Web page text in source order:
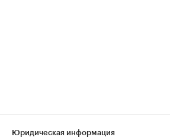
Юридическая информация